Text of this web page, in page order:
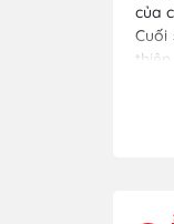
của
4.